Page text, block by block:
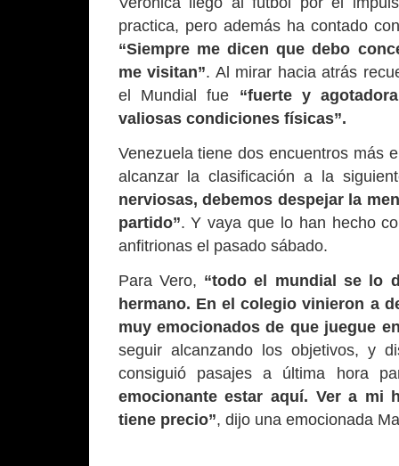
practica, pero además ha contado
“Siempre me dicen que debo
me visitan”. Al mirar hacia atrás
el Mundial fue “fuerte y
valiosas condiciones físicas”.
Venezuela tiene dos encuentros más
alcanzar la clasificación a la
nerviosas, debemos despejar la
partido”. Y vaya que lo han hecho
anfitrionas el pasado sábado.
Para Vero, “todo el mundial se lo
hermano. En el colegio vinieron a
muy emocionados de que juegue
seguir alcanzando los objetivos, y
consiguió pasajes a última hora
emocionante estar aquí. Ver a mi
tiene precio”, dijo una emocionada